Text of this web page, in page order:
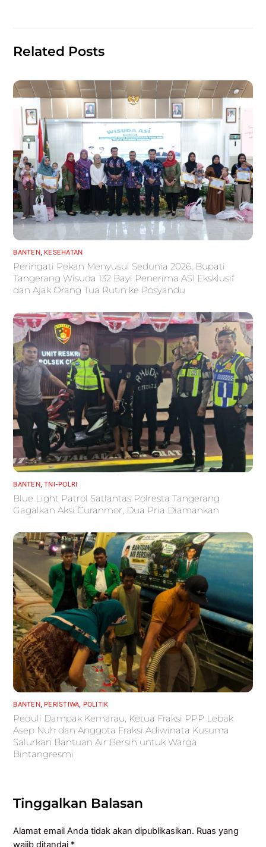
Related Posts
BANTEN, KESEHATAN
Peringati Pekan Menyusui Sedunia 2026, Bupati
Tangerang Wisuda 132 Bayi Penerima ASI Eksklusif
dan Ajak Orang Tua Rutin ke Posyandu
BANTEN,TNI-POLRI
Blue Light Patrol Satlantas Polresta Tangerang
Gagalkan Aksi Curanmor, Dua Pria Diamankan
BANTEN, PERISTIWA POLITIK
Peduli Dampak Kemarau, Ketua Fraksi PPP Lebak
Asep Nuh dan Anggota Fraksi Adiwinata Kusuma
Salurkan Bantuan Air Bersih untuk Warga
Bintangresmi
Tinggalkan Balasan
Alamat email Anda tidak akan dipublikasikan. Ruas yang
wajib ditandai *